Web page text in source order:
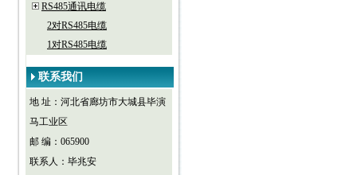
RS485通讯电缆
2对RS485电缆
1对RS485电缆
联系我们
地 址：河北省廊坊市大城县毕演
马工业区
邮 编：065900
联系人：毕兆安